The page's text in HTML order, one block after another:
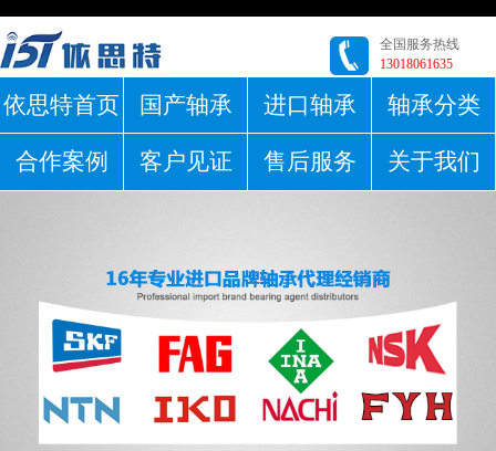
全国服务热线
13018061635
依思特首页 国产轴承 进口轴承 轴承分类
合作案例 客户见证 售后服务 关于我们